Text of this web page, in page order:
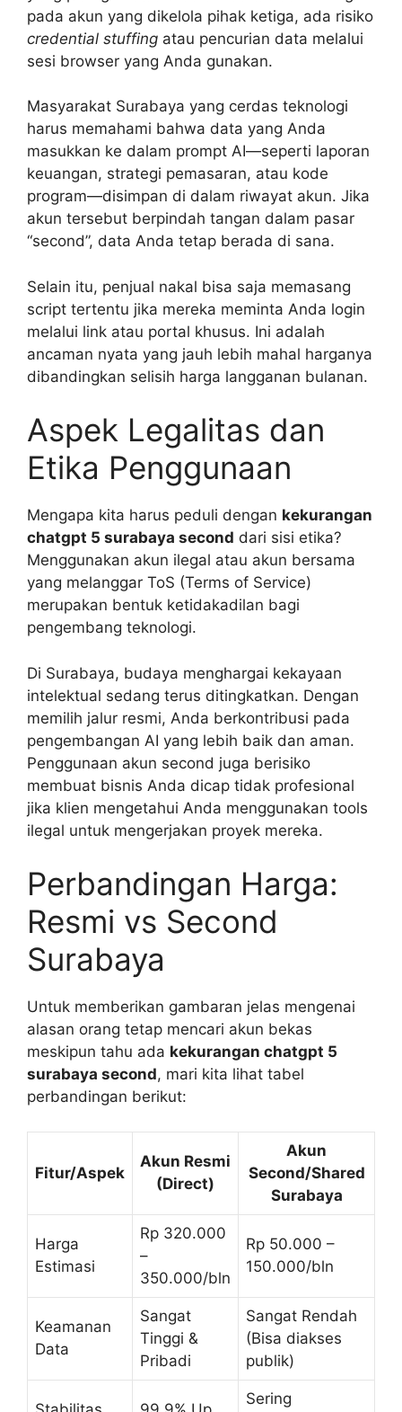
pada akun yang dikelola pihak ketiga, ada risiko
credential stuffing atau pencurian data melalui
sesi browser yang Anda gunakan.
Masyarakat Surabaya yang cerdas teknologi
harus memahami bahwa data yang Anda
masukkan ke dalam prompt AI—seperti laporan
keuangan, strategi pemasaran, atau kode
program—disimpan di dalam riwayat akun. Jika
akun tersebut berpindah tangan dalam pasar
“second”, data Anda tetap berada di sana.
Selain itu, penjual nakal bisa saja memasang
script tertentu jika mereka meminta Anda login
melalui link atau portal khusus. Ini adalah
ancaman nyata yang jauh lebih mahal harganya
dibandingkan selisih harga langganan bulanan.
Aspek Legalitas dan
Etika Penggunaan
Mengapa kita harus peduli dengan kekurangan
chatgpt 5 surabaya second dari sisi etika?
Menggunakan akun ilegal atau akun bersama
yang melanggar ToS (Terms of Service)
merupakan bentuk ketidakadilan bagi
pengembang teknologi.
Di Surabaya, budaya menghargai kekayaan
intelektual sedang terus ditingkatkan. Dengan
memilih jalur resmi, Anda berkontribusi pada
pengembangan AI yang lebih baik dan aman.
Penggunaan akun second juga berisiko
membuat bisnis Anda dicap tidak profesional
jika klien mengetahui Anda menggunakan tools
ilegal untuk mengerjakan proyek mereka.
Perbandingan Harga:
Resmi vs Second
Surabaya
Untuk memberikan gambaran jelas mengenai
alasan orang tetap mencari akun bekas
meskipun tahu ada kekurangan chatgpt 5
surabaya second, mari kita lihat tabel
perbandingan berikut:
Fitur/Aspek
Akun Resmi
(Direct)
Akun
Second/Shared
Surabaya
Harga
Estimasi
Rp 320.000
–
350.000/bln
Rp 50.000 –
150.000/bln
Keamanan
Data
Sangat
Tinggi &
Pribadi
Sangat Rendah
(Bisa diakses
publik)
Sering